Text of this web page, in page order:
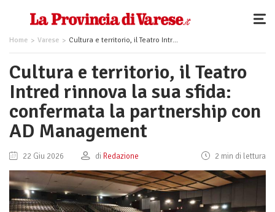
Home Varese Cultura e territorio, il Teatro Intred rinnova la sua sfida: confermata la partnership con AD Management
Cultura e territorio, il Teatro
Intred rinnova la sua sfida:
confermata la partnership con
AD Management
22 Giu 2026 di Redazione 2 min di lettura